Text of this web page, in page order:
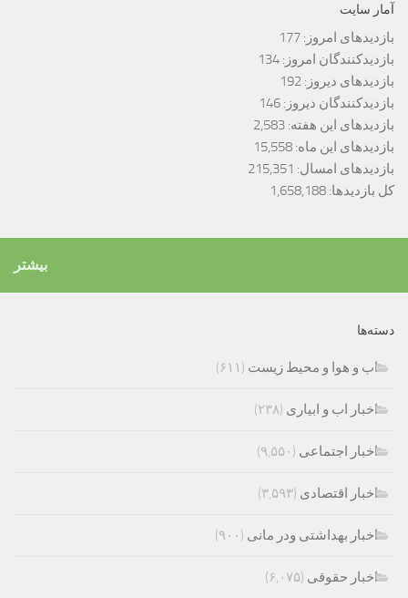
آمار سایت
بازدیدهای امروز: 177
بازدیدکنندگان امروز: 134
بازدیدهای دیروز: 192
بازدیدکنندگان دیروز: 146
بازدیدهای این هفته: 2,583
بازدیدهای این ماه: 15,558
بازدیدهای امسال: 215,351
کل بازدیدها: 1,658,188
بیشتر
دسته‌ها
اب و هوا و محیط زیست (۶۱۱)
اخبار اب و ابیاری (۲۳۸)
اخبار اجتماعی (۹,۵۵۰)
اخبار اقتصادی (۳,۵۹۳)
اخبار بهداشتی ودر مانی (۹۰۰)
اخبار حقوقی (۶,۰۷۵)